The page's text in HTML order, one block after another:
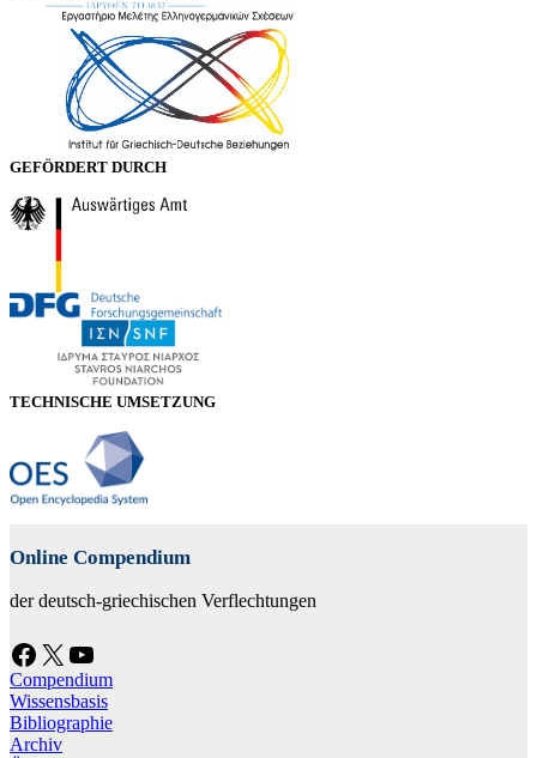
GEFÖRDERT DURCH
TECHNISCHE UMSETZUNG
Online Compendium
der deutsch-griechischen Verflechtungen
Facebook X YouTube
Compendium
Wissensbasis
Bibliographie
Archiv